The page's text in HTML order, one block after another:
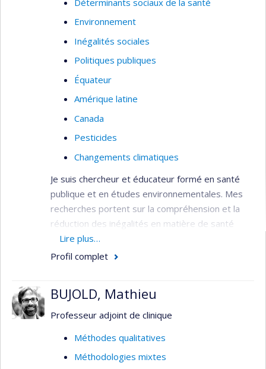
Environnement
Inégalités sociales
Politiques publiques
Équateur
Amérique latine
Canada
Pesticides
Changements climatiques
Je suis chercheur et éducateur formé en santé
publique et en études environnementales. Mes
recherches portent sur la compréhension et la
réduction des inégalités en matière de santé
provenant des structures sociales et
environnementales mondiales, en partenariat
l'agro-industrie bananière sur la santé au travail
et l'environnement et les impacts sur la santé de
production sociale des connaissances en santé
publique et les influences des entreprises sur la
Lire plus…
Profil complet
BUJOLD, Mathieu
Professeur adjoint de clinique
Méthodes qualitatives
Méthodologies mixtes